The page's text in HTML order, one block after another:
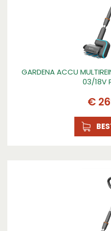
GARDENA ACCU
03/18V
€